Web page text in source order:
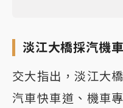
淡江大橋採汽機
交大指出，淡江大
汽車快車道、機車